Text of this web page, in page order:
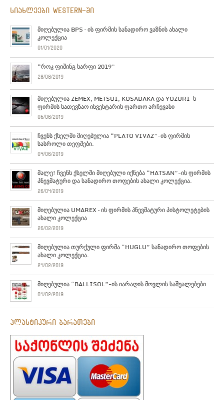
სიახლეები Western-ში
მიღებულია BPS – ის ფირმის სანადირო ვაზნის ახალი
კოლექცია
01/01/2020
“როკ ფიშინგ სარფი 2019”
28/08/2019
მიღებულია ZEMEX, METSUI, KOSADAKA და YOZURI-ს
ფირმის სათევზაო ინვენტარის ფართო არჩევანი
05/06/2019
ჩვენს ქსელში მიღებულია “PLATO VIVAZ”-ის ფირმის
სასროლი თეფშები.
04/06/2019
მალე! ჩვენს ქსელში მიღებული იქნება “HATSAN”-ის ფირმის
პნევმატური და სანადირო თოფების ახალი კოლექცია.
26/04/2019
მიღებულია UMAREX – ის ფირმის პნევმატური პისტოლეტების
ახალი კოლექცია
26/02/2019
მიღებულია თურქული ფირმა “HUGLU” სანადირო თოფების
ახალი კოლექცია.
24/02/2019
მიღებულია “BALLISOL”-ის იარაღის მოვლის საშუალებები
04/02/2019
პლასტიკური ბარათები